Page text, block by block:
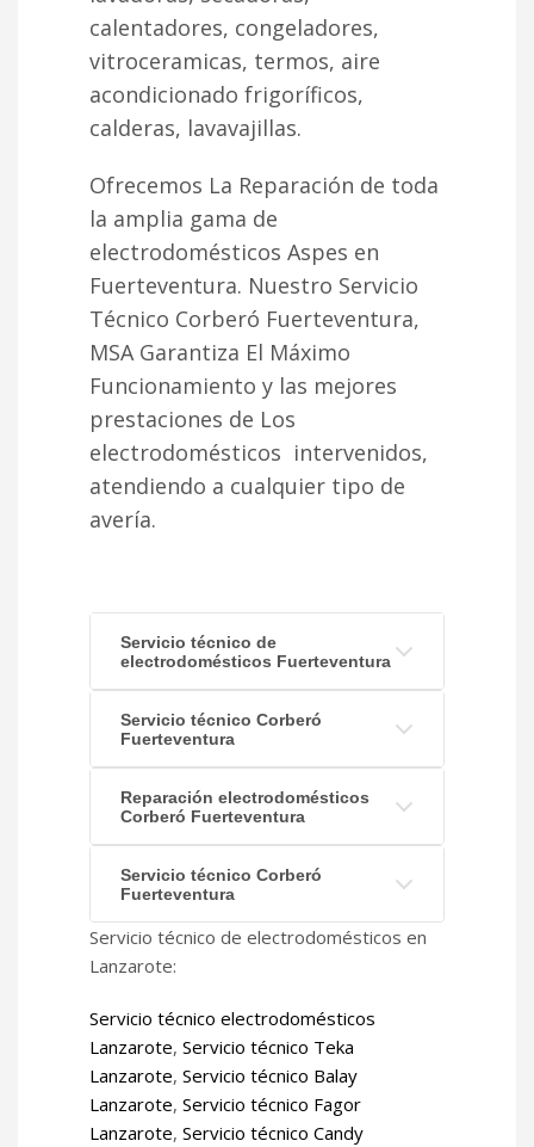
calentadores, congeladores,
vitroceramicas, termos, aire
acondicionado frigoríficos,
calderas, lavavajillas.
Ofrecemos La Reparación de toda
la amplia gama de
electrodomésticos Aspes en
Fuerteventura. Nuestro Servicio
Técnico Corberó Fuerteventura,
MSA Garantiza El Máximo
Funcionamiento y las mejores
prestaciones de Los
electrodomésticos intervenidos,
atendiendo a cualquier tipo de
avería.
Servicio técnico de
electrodomésticos Fuerteventura
Servicio técnico Corberó
Fuerteventura
Reparación electrodomésticos
Corberó Fuerteventura
Servicio técnico Corberó
Fuerteventura
Servicio técnico de electrodomésticos en
Lanzarote:
Servicio técnico electrodomésticos
Lanzarote, Servicio técnico Teka
Lanzarote, Servicio técnico Balay
Lanzarote, Servicio técnico Fagor
Lanzarote, Servicio técnico Candy